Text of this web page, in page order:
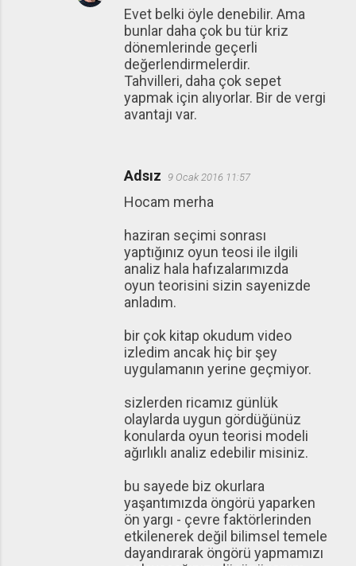
Evet belki öyle denebilir. Ama
bunlar daha çok bu tür kriz
dönemlerinde geçerli
değerlendirmelerdir.
Tahvilleri, daha çok sepet
yapmak için alıyorlar. Bir de vergi
avantajı var.
Adsız 9 Ocak 2016 11:57
Hocam merha
haziran seçimi sonrası
yaptığınız oyun teosi ile ilgili
analiz hala hafızalarımızda
oyun teorisini sizin sayenizde
anladım.
bir çok kitap okudum video
izledim ancak hiç bir şey
uygulamanın yerine geçmiyor.
sizlerden ricamız günlük
olaylarda uygun gördüğünüz
konularda oyun teorisi modeli
ağırlıklı analiz edebilir misiniz.
bu sayede biz okurlara
yaşantımızda öngörü yaparken
ön yargı - çevre faktörlerinden
etkilenerek değil bilimsel temele
dayandırarak öngörü yapmamızı